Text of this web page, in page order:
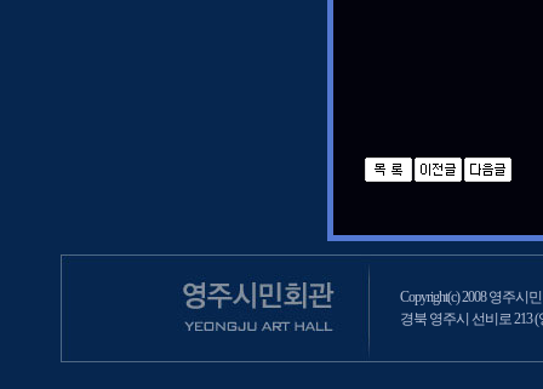
Copyright(c) 2008 영주시
경북 영주시 선비로 213 (